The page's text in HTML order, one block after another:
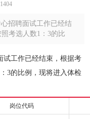
1404
招聘面试工作已经结
考选人数1：3的比
...
工作已经结束，根据考
3的比例，现将进入体检
岗位代码